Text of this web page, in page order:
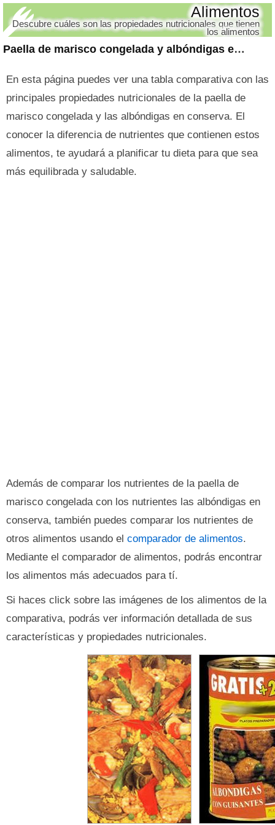
Paella de marisco congelada y albóndigas en conserva
Alimentos
Descubre cuáles son las propiedades nutricionales que tienen
los alimentos
En esta página puedes ver una tabla comparativa con las
principales propiedades nutricionales de la paella de
marisco congelada y las albóndigas en conserva. El
conocer la diferencia de nutrientes que contienen estos
alimentos, te ayudará a planificar tu dieta para que sea
más equilibrada y saludable.
Además de comparar los nutrientes de la paella de
marisco congelada con los nutrientes las albóndigas en
conserva, también puedes comparar los nutrientes de
otros alimentos usando el comparador de alimentos.
Mediante el comparador de alimentos, podrás encontrar
los alimentos más adecuados para tí.
Si haces click sobre las imágenes de los alimentos de la
comparativa, podrás ver información detallada de sus
características y propiedades nutricionales.